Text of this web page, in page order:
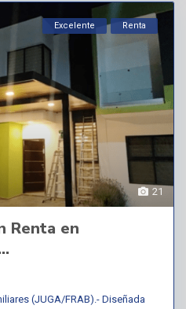
21
Excelente Renta
Renta en
(JUGA/FRAB).- Diseñada